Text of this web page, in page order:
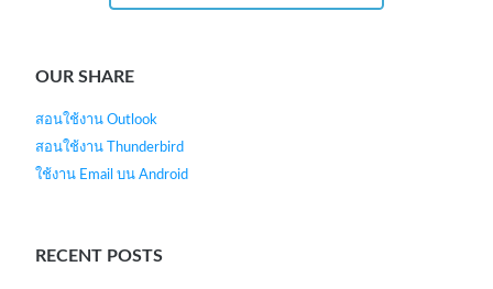
OUR SHARE
สอนใช้งาน Outlook
สอนใช้งาน Thunderbird
ใช้งาน Email บน Android
RECENT POSTS